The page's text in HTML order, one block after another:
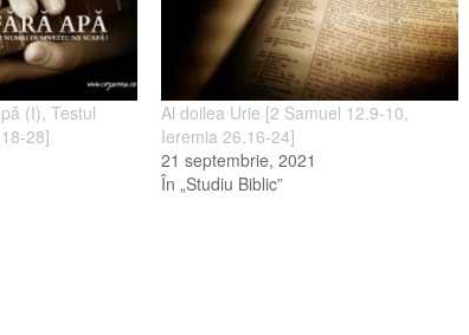
(I), Testul
28]
Al doilea Urie [2 Samuel 12.9-10,
Ieremia 26.16-24]
21 septembrie, 2021
În „Studiu Biblic”